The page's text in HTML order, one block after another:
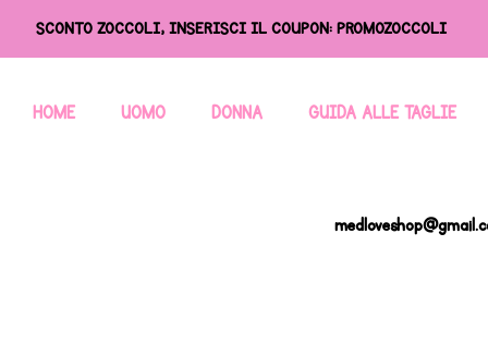
SCONTO ZOCCOLI, INSERISCI IL COUPON: PROMOZOCCOLI
HOME UOMO DONNA GUIDA ALLE TAGLIE